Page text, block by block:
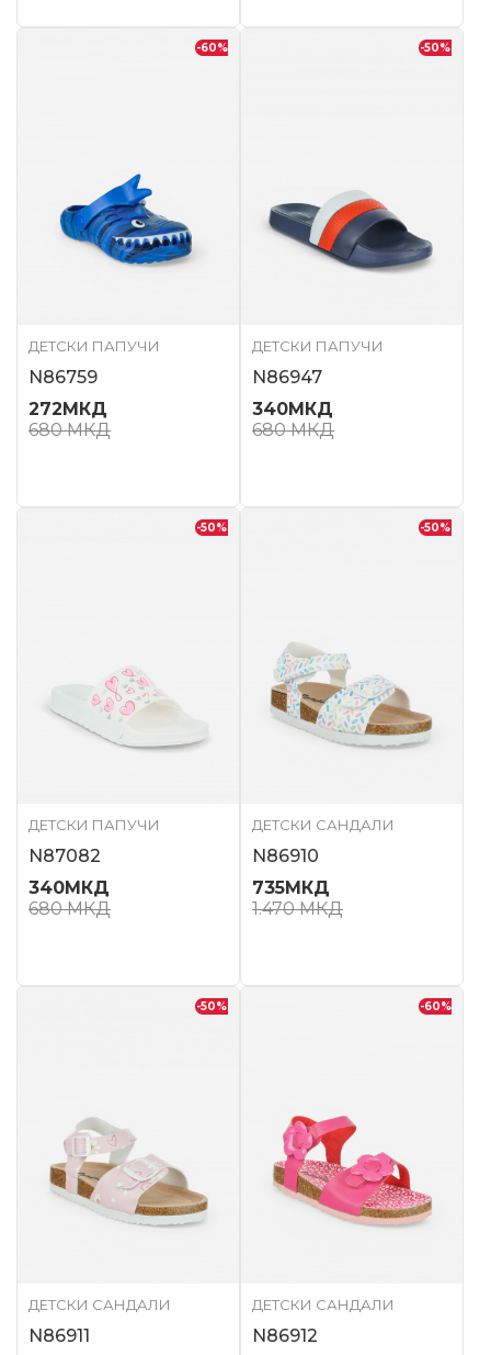
-60%
ДЕТСКИ ПАПУЧИ
N86759
272МКД
680МКД
-50%
ДЕТСКИ ПАПУЧИ
N86947
340МКД
680МКД
-50%
ДЕТСКИ ПАПУЧИ
N87082
340МКД
680МКД
-50%
ДЕТСКИ САНДАЛИ
N86910
735МКД
1.470МКД
-50%
ДЕТСКИ САНДАЛИ
N86911
-60%
ДЕТСКИ САНДАЛИ
N86912